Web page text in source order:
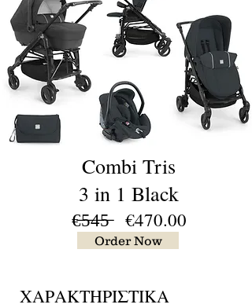
Combi Tris
3 in 1 Black
€̶5̶4̶5̶ €470.00
Order Now
ΧΑΡΑΚΤΗΡΙΣΤΙΚΑ